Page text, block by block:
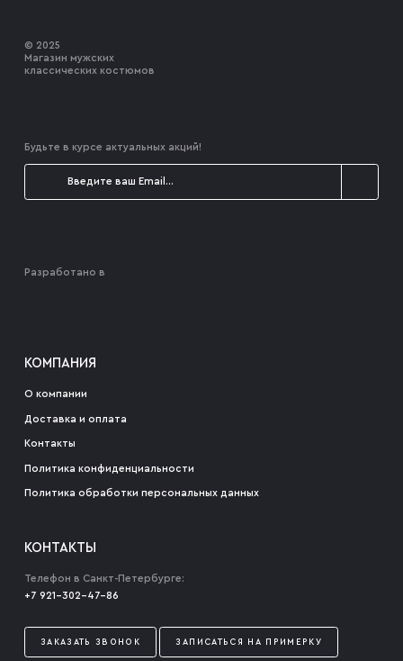
© 2025
Магазин мужских
классических костюмов
Будьте в курсе актуальных акций!
Разработано в
КОМПАНИЯ
О компании
Доставка и оплата
Контакты
Политика конфиденциальности
Политика обработки персональных данных
КОНТАКТЫ
Телефон в Санкт-Петербурге:
+7 921-302-47-86
ЗАКАЗАТЬ ЗВОНОК ЗАПИСАТЬСЯ НА ПРИМЕРКУ